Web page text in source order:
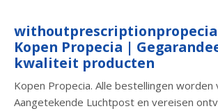
Kopen Propecia |
kwaliteit producten
Kopen Propecia. Alle bestellingen worden
Aangetekende Luchtpost en vereisen